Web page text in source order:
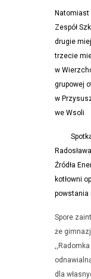
Natomiast
Zespół
drugie
trzecie
w
grupowej
w
we Wsoli
Źródła
kotłowni
powstania
Spore
że
dla